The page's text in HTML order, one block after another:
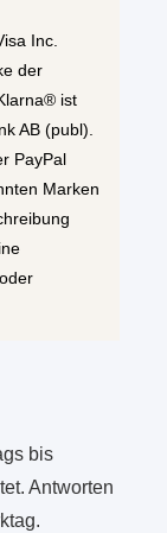
Inc.
der
ist
AB (publ).
PayPal
Marken
bis
Antworten